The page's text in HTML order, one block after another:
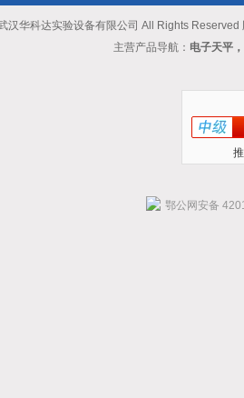
汉华科达实验设备有限公司 All Rights Reserved
主营产品导航： 电子天平
鄂公网安备